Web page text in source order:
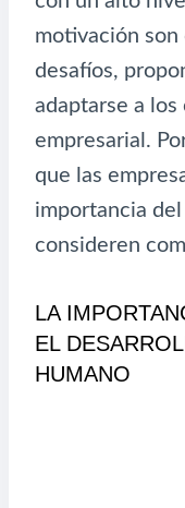
motivación
desafíos,
adaptarse a
empresarial.
que las
importancia
consideren
LA
EL
HUMANO